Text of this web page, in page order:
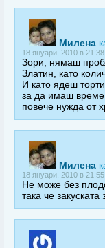
Милена
18 януари, 2010 в 21:38
Зори, нямаш
Златин, като
И като ядеш
за да имаш
повече нужда от
Милена
18 януари, 2010 в 21:55
Не може без
така че